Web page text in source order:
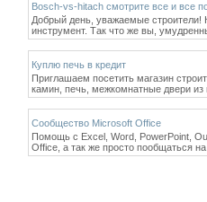
Bosch-vs-hitach смотрите все и все
Добрый день, уважаемые строители!
инструмент. Так что же вы,
Куплю печь в кредит
Приглашаем посетить магазин
камин, печь, межкомнатные двери из
Сообщество Microsoft Office
Помощь с Excel, Word, PowerPoint,
Office, а так же просто пообщаться